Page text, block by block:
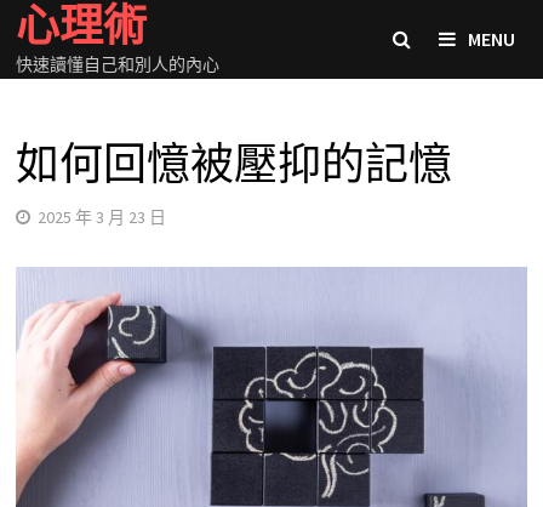
Skip
content
心理術
快速讀懂自己和別人的內心
MENU
如何回憶被壓抑的記憶
2025 年 3 月 23 日